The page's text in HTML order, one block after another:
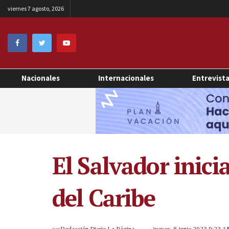
viernes 7 agosto, 2026
Nacionales Internacionales
El Salvador
del Caribe